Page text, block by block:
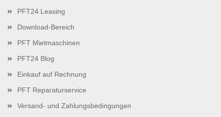
PFT24 Leasing
Download-Bereich
PFT Mietmaschinen
PFT24 Blog
Einkauf auf Rechnung
PFT Reparaturservice
Versand- und Zahlungsbedingungen